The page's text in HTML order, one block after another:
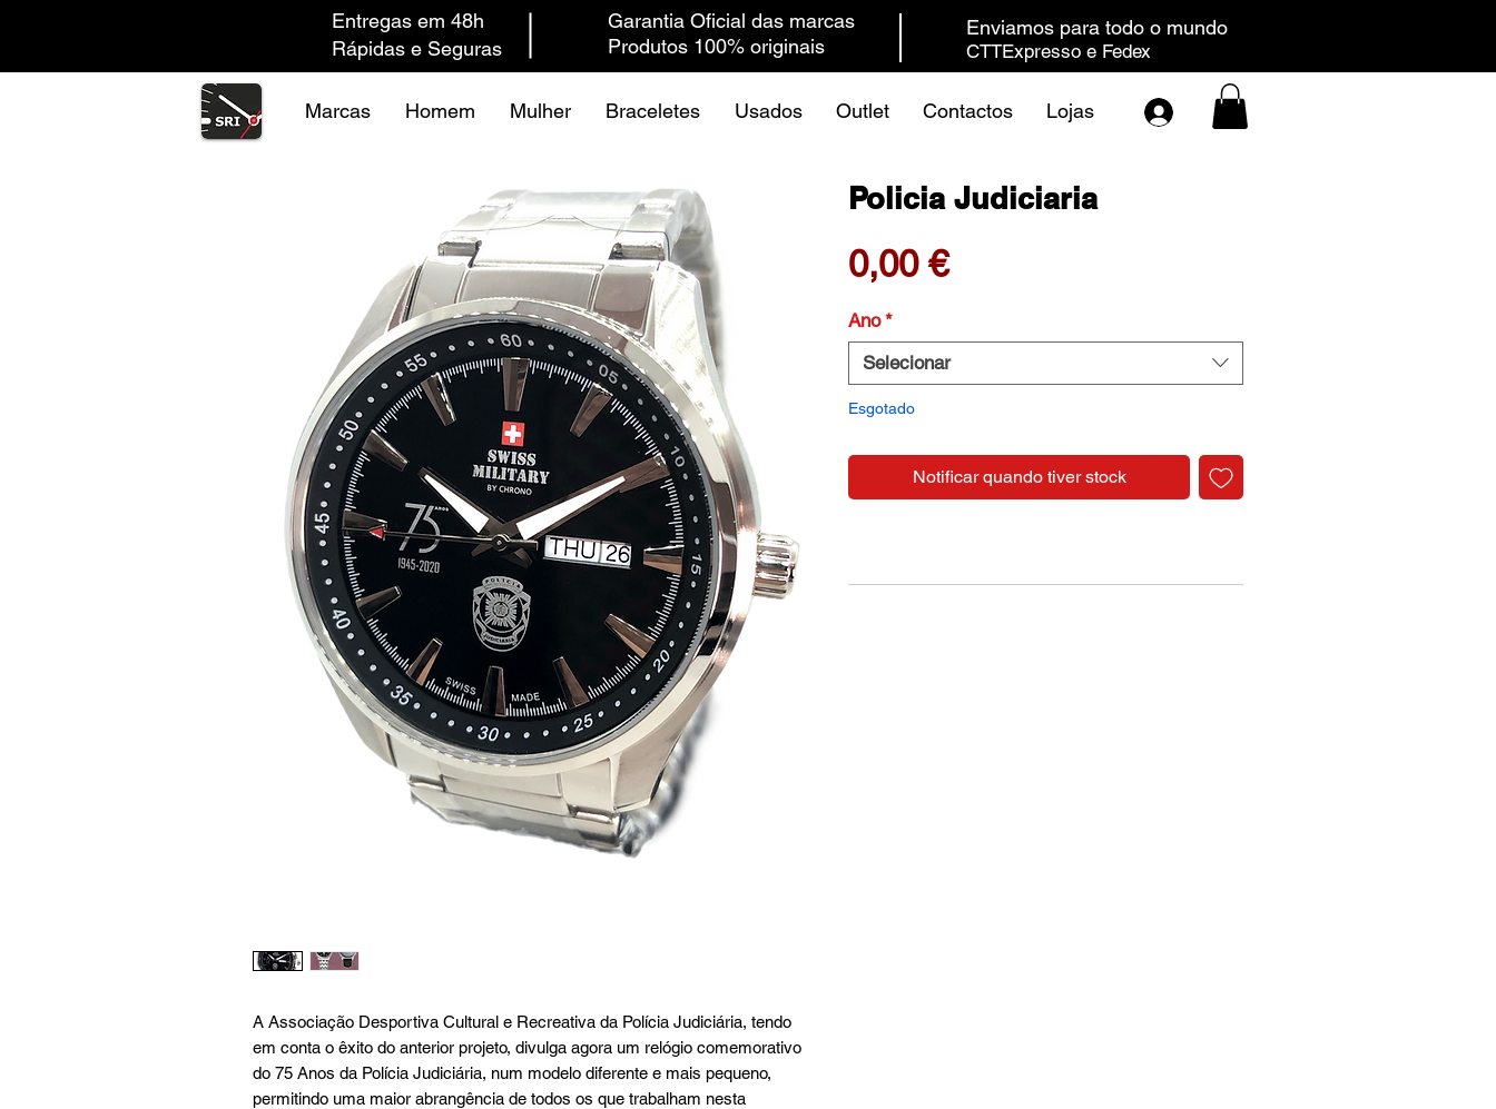
Entregas em 48h
Rápidas e Seguras
Produtos 100% originais
Garantia Oficial das marcas Enviamos para todo o mundo
CTTExpresso e Fedex
Marcas Homem Mulher Braceletes Usados Outlet Contactos Lojas
A Associação Desportiva Cultural e Recreativa da Polícia Judiciária, tendo
em conta o êxito do anterior projeto, divulga agora um relógio comemorativo
do 75 Anos da Polícia Judiciária, num modelo diferente e mais pequeno,
permitindo uma maior abrangência de todos os que trabalham nesta
Policia Judiciaria
0,00 €Preço
Ano *
Selecionar
Esgotado
Notificar quando tiver stock